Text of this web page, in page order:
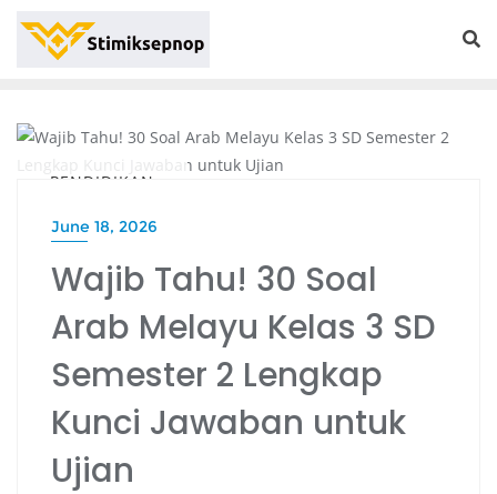
PENDIDIKAN
June 18, 2026
Wajib Tahu! 30 Soal
Arab Melayu Kelas 3 SD
Semester 2 Lengkap
Kunci Jawaban untuk
Ujian